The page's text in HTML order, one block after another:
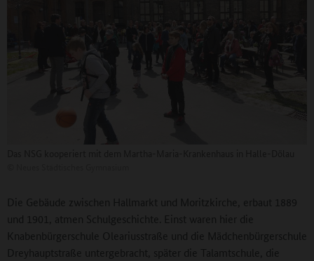
Die Gebäude zwischen Hallmarkt und Moritzkirche, erbaut 1889
und 1901, atmen Schulgeschichte. Einst waren hier die
Knabenbürgerschule Oleariusstraße und die Mädchenbürgerschule
Dreyhauptstraße untergebracht, später die Talamtschule, die